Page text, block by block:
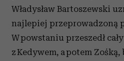
Władysław Bartoszewski
najlepiej przeprowadzoną
W powstaniu przeszedł
z Kedywem, a potem